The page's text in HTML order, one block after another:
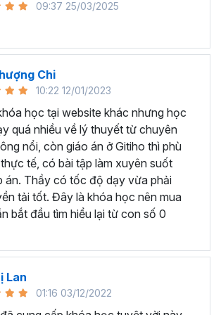
tốn nhiều thời gian, công sức để xử lý
chúng ta cũng không biết những thứ
đúng hay không.
doanh nghiệp tại Việt Nam
khi ứng tuyển vào vị trí kế toán, xử
sẽ có yêu cầu thành thạo Excel xử lý
Gitiho đã mở khóa học vềThủ thuật
tuần - EXG02 với hơn7h+ học
đính kèmbạn sẽ nhận được nhiều lợi
những người có trình độ chuyên môn
thực tiễn dày dặn đã và đang đào
software, Vietcombank, MIC, Tập
Công, TH True Milk
09:37 25/03/2025
Chi
10:22 12/01/2023
học tại website khác nhưng học
quá nhiều về lý thuyết từ chuyên
nổi, còn giáo án ở Gitiho thì phù
tế, có bài tập làm xuyên suốt
án. Thầy có tốc độ dạy vừa phải
tải tốt. Đây là khóa học nên mua
bắt đầu tìm hiểu lại từ con số 0
Lan
01:16 03/12/2022